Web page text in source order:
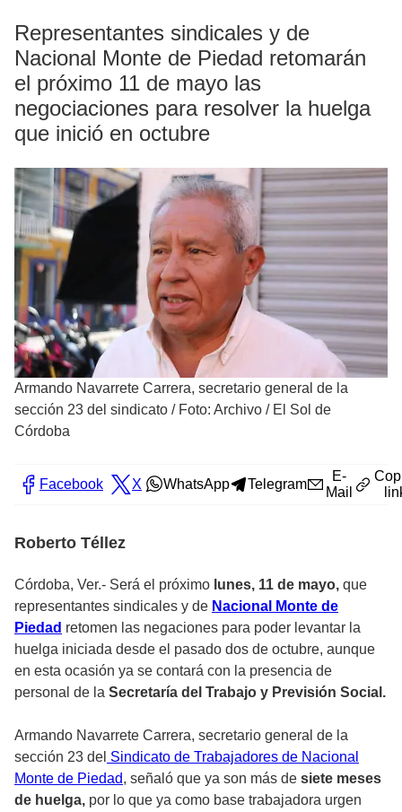
Representantes sindicales y de
Nacional Monte de Piedad retomarán
el próximo 11 de mayo las
negociaciones para resolver la huelga
que inició en octubre
Armando Navarrete Carrera, secretario general de la
sección 23 del sindicato / Foto: Archivo / El Sol de
Córdoba
Facebook X WhatsApp Telegram
E-
Mail
Roberto Téllez
Córdoba, Ver.- Será el próximo lunes, 11 de mayo, que
representantes sindicales y de Nacional Monte de
Piedad retomen las negaciones para poder levantar la
huelga iniciada desde el pasado dos de octubre, aunque
en esta ocasión ya se contará con la presencia de
personal de la Secretaría del Trabajo y Previsión Social.
Armando Navarrete Carrera, secretario general de la
sección 23 del Sindicato de Trabajadores de Nacional
Monte de Piedad, señaló que ya son más de siete meses
de huelga, por lo que ya como base trabajadora urgen